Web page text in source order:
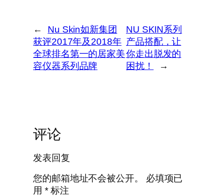
←
Nu Skin如新集团
获评2017年及2018年
全球排名第一的居家美
容仪器系列品牌
NU SKIN系列
产品搭配，让
你走出脱发的
困扰！
→
评论
发表回复
您的邮箱地址不会被公开。
必填项已
用 *标注